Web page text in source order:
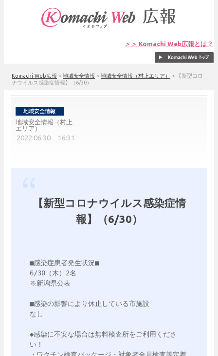
＞＞ Komachi Web広報とは？
Komachi Web広報 > 地域安全情報 > 地域安全情報（村上エリア） >
【新型コロ
ナウイルス感染症情報】（6/30）
地域安全情報（村上
エリア）
2022.06.30 16:31
【新型コロナウイルス感染症情
報】（6/30）
■感染症患者発生状況■
6/30（木）2名
※新潟県公表
■感染の影響により休止している市施設
なし
◆感染に不安な場合は無料検査所をご利用くださ
い！